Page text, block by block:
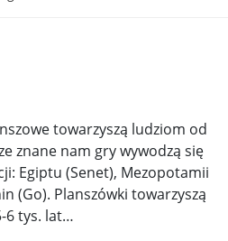
towarzyszą ludziom od
znane nam gry wywodzą się
Egiptu (Senet), Mezopotamii
(Go). Planszówki towarzyszą
6 tys. lat…